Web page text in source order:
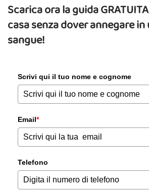
Scarica ora la guida
casa senza dover annegare
sangue!
Scrivi qui il tuo nome e cognome
Email*
Telefono